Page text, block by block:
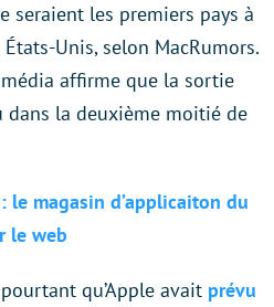
seraient les premiers pays à
Unis, selon MacRumors.
affirme que la sortie
la deuxième moitié de
le magasin d’applicaiton du
le web
qu’Apple avait prévu